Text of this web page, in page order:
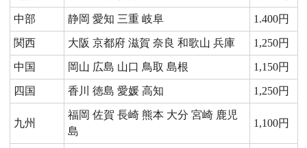
中部 静岡 愛知 三重 岐阜 1.400円
関西 大阪 京都府 滋賀 奈良 和歌山 兵庫 1,250円
中国 岡山 広島 山口 鳥取 島根 1,150円
四国 香川 徳島 愛媛 高知 1,250円
九州
福岡 佐賀 長崎 熊本 大分 宮崎 鹿児
島
1,100円